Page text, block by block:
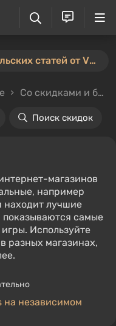
⚡️ Новый конкурс пользовательских статей от VGTimes — участвуйте тут ⚡️
Со скидками и без
Поиск скидок
магазинов
например
находит лучшие
самые
Используйте
разных магазинах,
на независимом